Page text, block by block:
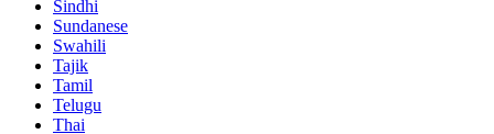
Sindhi
Sundanese
Swahili
Tajik
Tamil
Telugu
Thai